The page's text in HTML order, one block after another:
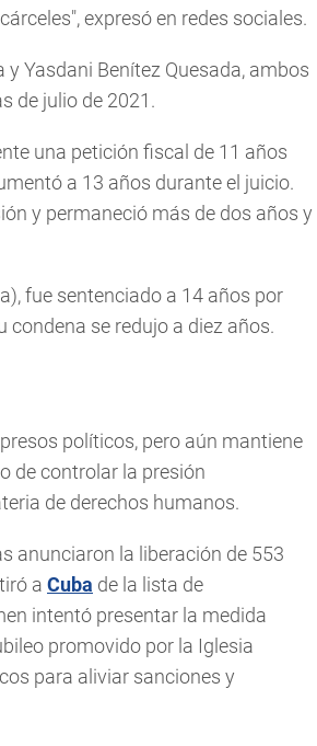
expresó en redes sociales.
Yasdani Benítez Quesada, ambos
de julio de 2021.
una petición fiscal de 11 años
a 13 años durante el juicio.
y permaneció más de dos años y
fue sentenciado a 14 años por
condena se redujo a diez años.
políticos, pero aún mantiene
de controlar la presión
de derechos humanos.
anunciaron la liberación de 553
a Cuba de la lista de
intentó presentar la medida
promovido por la Iglesia
para aliviar sanciones y